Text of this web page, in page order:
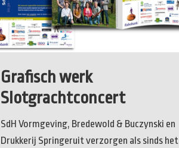
Grafisch werk
Slotgrachtconcert
SdH Vormgeving, Bredewold & Buczynski en
Drukkerij Springeruit verzorgen als sinds het